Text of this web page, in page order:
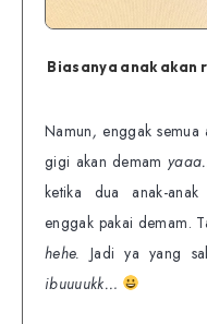
Biasanya anak akan
Namun,enggak semua
gigi akan demam
ketika dua anak-
enggak pakai demam.
hehe. Jadi ya yang
ibuuuukk…